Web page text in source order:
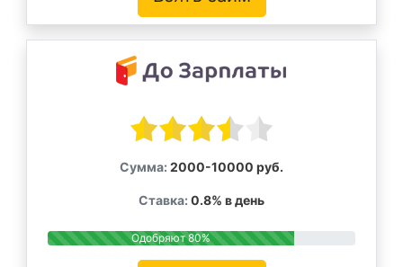
Сумма: 2000-10000 руб.
Ставка: 0.8% в день
Одобряют 80%